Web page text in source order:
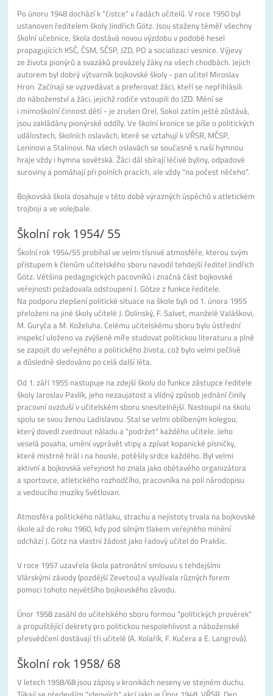
Po únoru 1948 dochází k "čistce" v řadách učitelů. V roce 1950 byl
ustanoven ředitelem školy Jindřich Götz. Jsou staženy téměř všechny
školní učebnice, škola dostává novou výzdobu v podobě hesel
propagujících KSČ, ČSM, SČSP, JZD, PO a socializaci vesnice. Výjevy
ze života pionýrů a svazáků provázely žáky na všech chodbách. Jejich
autorem byl dobrý výtvarník bojkovské školy - pan učitel Miroslav
Hron. Začínají se vyzvedávat a preferovat žáci, kteří se nepřihlásili
do náboženství a žáci, jejichž rodiče vstoupili do JZD. Mění se
i mimoškolní činnost dětí - je zrušen Orel, Sokol zatím ještě zůstává,
jsou zakládány pionýrské oddíly. Ve školní kronice se píše o politických
událostech, školních oslavách, které se vztahují k VŘSR, MČSP,
Leninovi a Stalinovi. Na všech oslavách se současně s naší hymnou
hraje vždy i hymna sovětská. Žáci dál sbírají léčivé byliny, odpadové
suroviny a pomáhají při polních pracích, ale vždy "na počest něčeho".
Bojkovská škola dosahuje v této době výrazných úspěchů v atletickém
trojboji a ve volejbale.
Školní rok 1954/ 55
Školní rok 1954/55 probíhal ve velmi tísnivé atmosféře, kterou svým
přístupem k členům učitelského sboru navodil tehdejší ředitel Jindřich
Götz. Většina pedagogických pacovníků i značná část bojkovské
veřejnosti požadovala odstoupení J. Götze z funkce ředitele.
Na podporu zlepšení politické situace na škole byli od 1. února 1955
přeloženi na jiné školy učitelé J. Dolinský, F. Salvet, manželé Valáškovi,
M. Guryča a M. Koželuha. Celému učitelskému sboru bylo ústřední
inspekcí uloženo va zvýšené míře studovat politickou literaturu a plně
se zapojit do veřejného a politického života, což bylo velmi pečlivě
a důsledně sledováno po celá další léta.
Od 1. září 1955 nastupuje na zdejší školu do funkce zástupce ředitele
školy Jaroslav Pavlík, jeho nezaujatost a vlídný způsob jednání činily
pracovní ovzduší v učitelském sboru snesitelnější. Nastoupil na školu
spolu se svou ženou Ladislavou. Stal se velmi oblíbeným kolegou,
který dovedl zvednout náladu a "podržet" každého učitele. Jeho
veselá povaha, umění vyprávět vtipy a zpívat kopanické písničky,
které mistrně hrál i na housle, potěšily srdce každého. Byl velmi
aktivní a bojkovská veřejnost ho znala jako obětavého organizátora
a sportovce, atletického rozhodčího, pracovníka na poli národopisu
a vedoucího muziky Světlovan.
Atmosféra politického nátlaku, strachu a nejistoty trvala na bojkovské
škole až do roku 1960, kdy pod silným tlakem veřejného mínění
odchází J. Götz na vlastní žádost jako řadový učitel do Prakšic.
V roce 1957 uzavřela škola patronátní smlouvu s tehdejšími
Vlárskými závody (pozdější Zevetou) a využívala různých forem
pomoci tohoto největšího bojkovského závodu.
Únor 1958 zasáhl do učitelského sboru formou "politických prověrek"
a propuštějící dekrety pro politickou nespolehlivost a náboženské
přesvědčení dostávají tři učitelé (A. Kolařík, F. Kučera a E. Langrová).
Školní rok 1958/ 68
V letech 1958/68 jsou zápisy v kronikách neseny ve stejném duchu.